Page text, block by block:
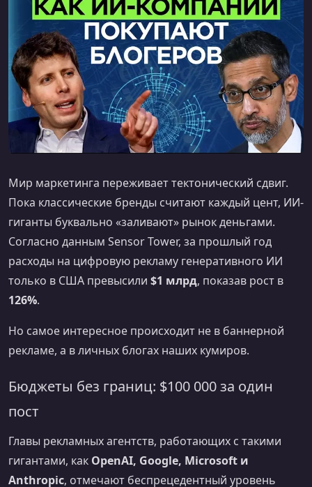
Мир маркетинга переживает тектонический сдвиг.
Пока классические бренды считают каждый цент, ИИ-
гиганты буквально «заливают» рынок деньгами.
Согласно данным Sensor Tower, за прошлый год
расходы на цифровую рекламу генеративного ИИ
только в США превысили $1 млрд, показав рост в
126%.
Но самое интересное происходит не в баннерной
рекламе, а в личных блогах наших кумиров.
Бюджеты без границ: $100 000 за один
пост
Главы рекламных агентств, работающих с такими
гигантами, как OpenAI, Google, Microsoft и
Anthropic, отмечают беспрецедентный уровень